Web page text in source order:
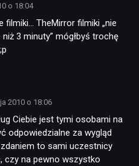
o 18:04
filmiki… TheMirror filmiki „nie
3 minuty” mógłbyś trochę
2010 o 18:06
Ciebie jest tymi osobami na
odpowiedzialne za wygląd
to sami uczestnicy
czy na pewno wszystko